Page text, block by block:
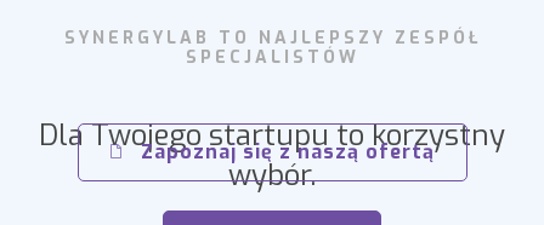
SYNERGYLAB TO NAJLEPSZY ZESPÓŁ
SPECJALISTÓW
Dla Twojego startupu to korzystny
wybór.
Zapoznaj się z naszą ofertą